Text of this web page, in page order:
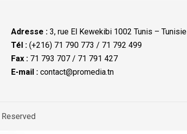
Adresse : 3, rue El Kewekibi 1002 Tunis – Tunisie
Tél :(+216) 71 790 773 / 71 792 499
Fax :71 793 707 / 71 791 427
E-mail : contact@promedia.tn